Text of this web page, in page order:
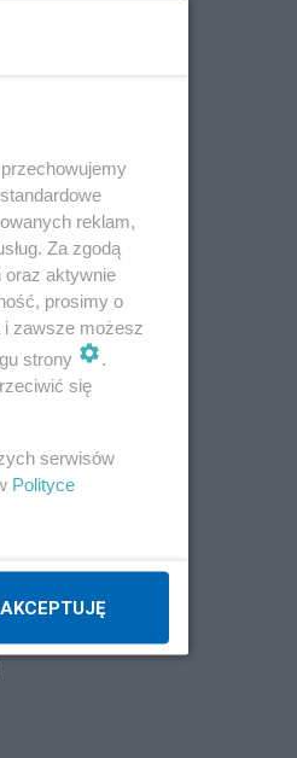
reklam,
Za zgodą
oraz aktywnie
prosimy o
i zawsze możesz
strony
.
się
serwisów
Polityce
AKCEPTUJĘ